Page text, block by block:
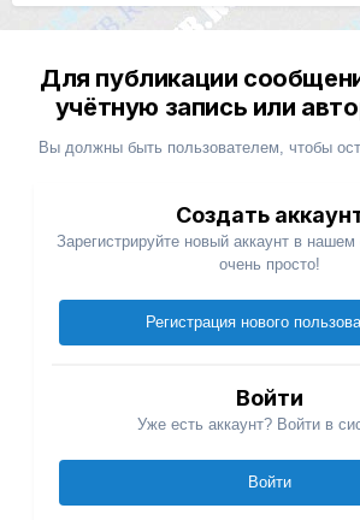
Для публикации
учётную запись или
Вы должны быть пользователем, чтобы
Создать
Зарегистрируйте новый аккаунт в
очень просто!
Регистрация нового
Войти
Уже есть аккаунт? Войти в
Войти